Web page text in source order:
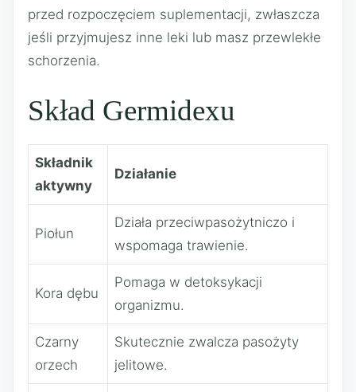
przed rozpoczęciem suplementacji, zwłaszcza
jeśli przyjmujesz inne leki lub masz przewlekłe
schorzenia.
Skład Germidexu
Składnik
aktywny
Działanie
Piołun
Działa przeciwpasożytniczo i
wspomaga trawienie.
Kora dębu
Pomaga w detoksykacji
organizmu.
Czarny
orzech
Skutecznie zwalcza pasożyty
jelitowe.